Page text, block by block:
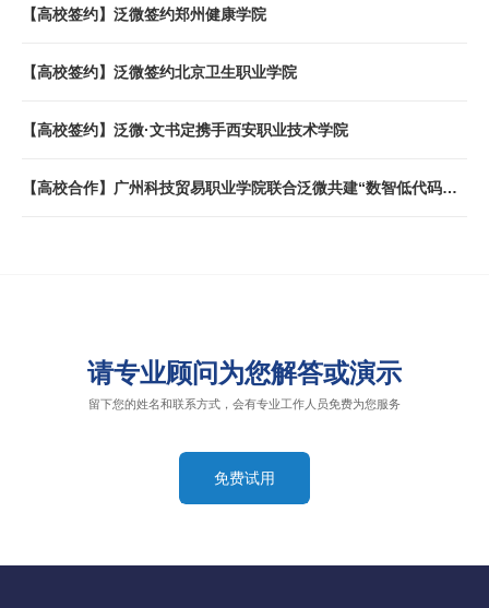
【高校签约】泛微签约郑州健康学院
【高校签约】泛微签约北京卫生职业学院
【高校签约】泛微·文书定携手西安职业技术学院
【高校合作】广州科技贸易职业学院联合泛微共建“数智低代码技
请专业顾问为您解答或演示
留下您的姓名和联系方式，会有专业工作人员免费为您服务
免费试用